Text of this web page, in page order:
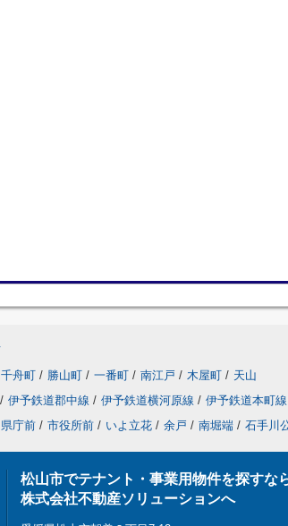
千舟町 / 勝山町 / 一番町 / 南江戸 / 木屋町 / 天山
/ 伊予鉄道郡中線 / 伊予鉄道横河原線 / 伊予鉄道本町線
県庁前 / 市役所前 / いよ立花 / 余戸 / 南堀端 / 石手川
松山市でテナント・事業用物件を探すな
株式会社不動産ソリューションへ